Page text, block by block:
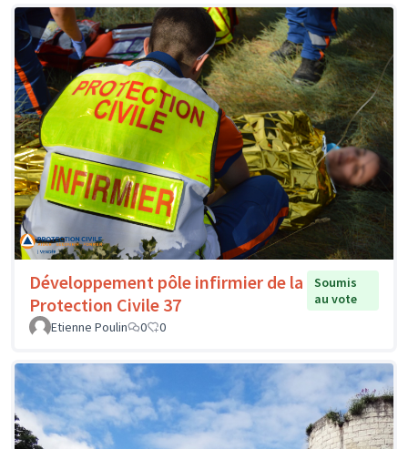
Développement pôle infirmier de la
Protection Civile 37
Soumis
au vote
Etienne Poulin
0 0